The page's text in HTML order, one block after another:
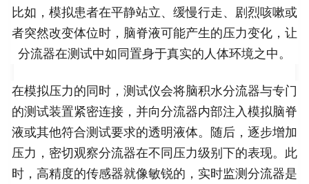
比如，模拟患者在平静站立、缓慢行走、剧烈咳嗽或
者突然改变体位时，脑脊液可能产生的压力变化，让
分流器在测试中如同置身于真实的人体环境之中。
在模拟压力的同时，测试仪会将脑积水分流器与专门
的测试装置紧密连接，并向分流器内部注入模拟脑脊
液或其他符合测试要求的透明液体。随后，逐步增加
压力，密切观察分流器在不同压力级别下的表现。此
时，高精度的传感器就像敏锐的，实时监测分流器是